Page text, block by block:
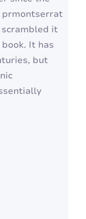
prmontserrat
it
It has
but